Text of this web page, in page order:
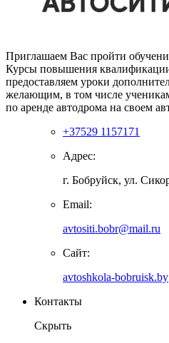
Приглашаем Вас пройти
Курсы повышения
предоставляем уроки
желающим, в том числе
по аренде автодрома на своем
+37529 1157171
Адрес:
г. Бобруйск, ул.
Email:
avtositi.bobr@mail.ru
Сайт:
avtoshkola-bobruisk.by
Контакты
Скрыть